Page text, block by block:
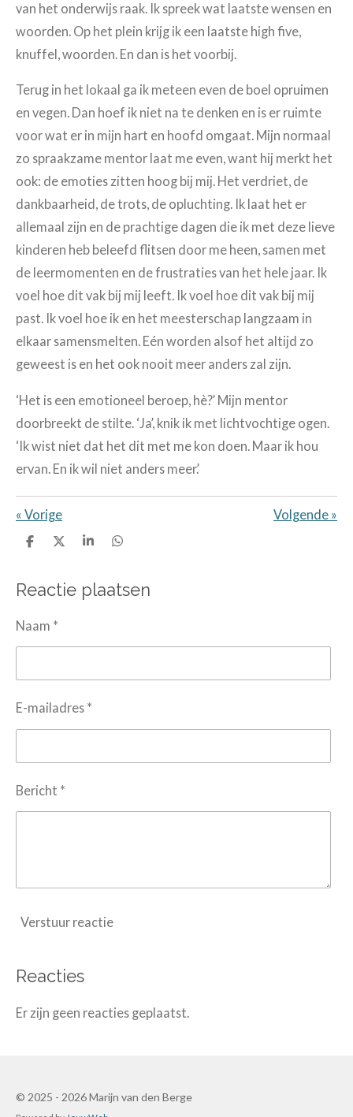
van het onderwijs raak. Ik spreek wat laatste wensen en
woorden. Op het plein krijg ik een laatste high five,
knuffel, woorden. En dan is het voorbij.
Terug in het lokaal ga ik meteen even de boel opruimen
en vegen. Dan hoef ik niet na te denken en is er ruimte
voor wat er in mijn hart en hoofd omgaat. Mijn normaal
zo spraakzame mentor laat me even, want hij merkt het
ook: de emoties zitten hoog bij mij. Het verdriet, de
dankbaarheid, de trots, de opluchting. Ik laat het er
allemaal zijn en de prachtige dagen die ik met deze lieve
kinderen heb beleefd flitsen door me heen, samen met
de leermomenten en de frustraties van het hele jaar. Ik
voel hoe dit vak bij mij leeft. Ik voel hoe dit vak bij mij
past. Ik voel hoe ik en het meesterschap langzaam in
elkaar samensmelten. Eén worden alsof het altijd zo
geweest is en het ook nooit meer anders zal zijn.
‘Het is een emotioneel beroep, hè?’ Mijn mentor
doorbreekt de stilte. ‘Ja’, knik ik met lichtvochtige ogen.
‘Ik wist niet dat het dit met me kon doen. Maar ik hou
ervan. En ik wil niet anders meer.’
« Vorige Volgende »
D
e
n
D
l
S
r
e
D
e
n
Reactie plaatsen
Naam *
E-mailadres *
Bericht *
Verstuur reactie
Reacties
Er zijn geen reacties geplaatst.
© 2025 - 2026 Marijn van den Berge